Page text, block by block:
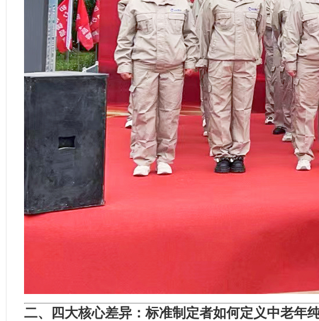
二、四大核心差异：标准制定者如何定义中老年